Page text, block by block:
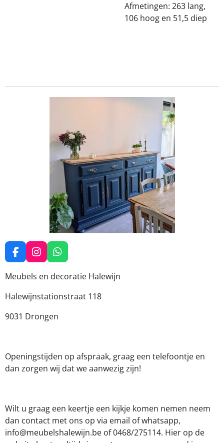
Afmetingen: 263 lang,
106 hoog en 51,5 diep
F
a
c
b
o
o
k
I
n
s
a
g
r
a
W
h
a
s
A
p
p
Meubels en decoratie Halewijn
Halewijnstationstraat 118
9031 Drongen
Openingstijden op afspraak, graag een telefoontje en
dan zorgen wij dat we aanwezig zijn!
Wilt u graag een keertje een kijkje komen nemen neem
dan contact met ons op via email of whatsapp,
info@meubelshalewijn.be of 0468/275114. Hier op de